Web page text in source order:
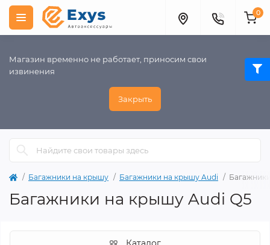
Магазин временно не работает, приносим свои
извинения
Закрыть
0
Багажники на крышу Багажники на крышу Audi
Багажники на крышу Audi Q5